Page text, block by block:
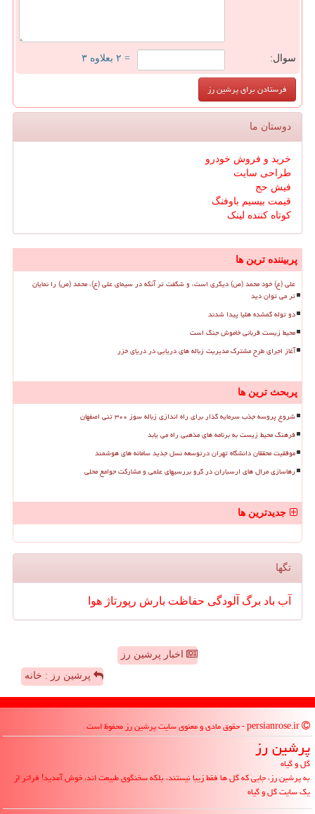
سوال: = ۲ بعلاوه ۳
دوستان ما
خرید و فروش خودرو
طراحی سایت
فیش حج
قیمت بیسیم باوفنگ
کوتاه کننده لینک
پربیننده ترین ها
علی (ع) خود محمد (ص) دیگری است، و شگفت تر آنکه در سیمای علی (ع)، محمد (ص) را نمایان
تر می توان دید
دو توله گمشده هلیا پیدا شدند
محیط زیست قربانی خاموش جنگ است
آغاز اجرای طرح مشترک مدیریت زباله های دریایی در دریای خزر
پربحث ترین ها
شروع پروسه جذب سرمایه گذار برای راه اندازی زباله سوز ۳۰۰ تنی اصفهان
فرهنگ محیط زیست به برنامه های مذهبی راه می یابد
موفقیت محققان دانشگاه تهران درتوسعه نسل جدید سامانه های هوشمند
رهاسازی مرال های ارسباران در گرو بررسیهای علمی و مشارکت جوامع محلی
جدیدترین ها
تگها
آب باد برگ آلودگی حفاظت بارش رپورتاژ هوا
اخبار پرشین رز
پرشین رز : خانه
پرشین رز
گل و گیاه
به پرشین رز، جایی که گل ها فقط زیبا نیستند، بلکه سخنگوی طبیعت اند، خوش آمدید! فراتر از
یک سایت گل و گیاه